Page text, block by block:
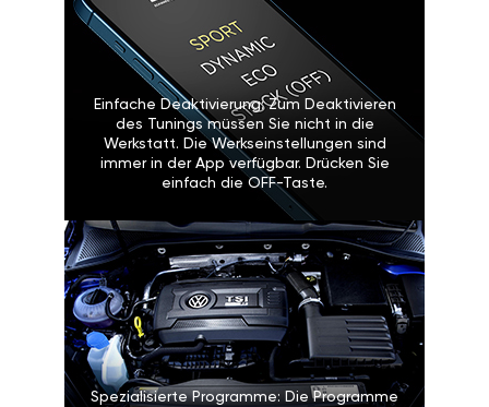
Einfache Deaktivierung: Zum Deaktivieren
des Tunings müssen Sie nicht in die
Werkstatt. Die Werkseinstellungen sind
immer in der App verfügbar. Drücken Sie
einfach die OFF-Taste.
Spezialisierte Programme: Die Programme